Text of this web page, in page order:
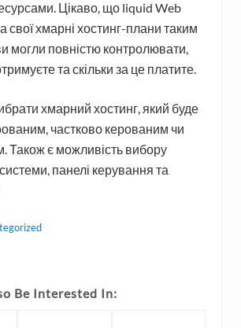
Цікаво, що liquid Web
свої хмарні хостинг-плани таким
могли повністю контролювати,
та скільки за це платите.
хмарний хостинг, який буде
частково керованим чи
Також є можливість вибору
панелі керування та
Be Interested In: